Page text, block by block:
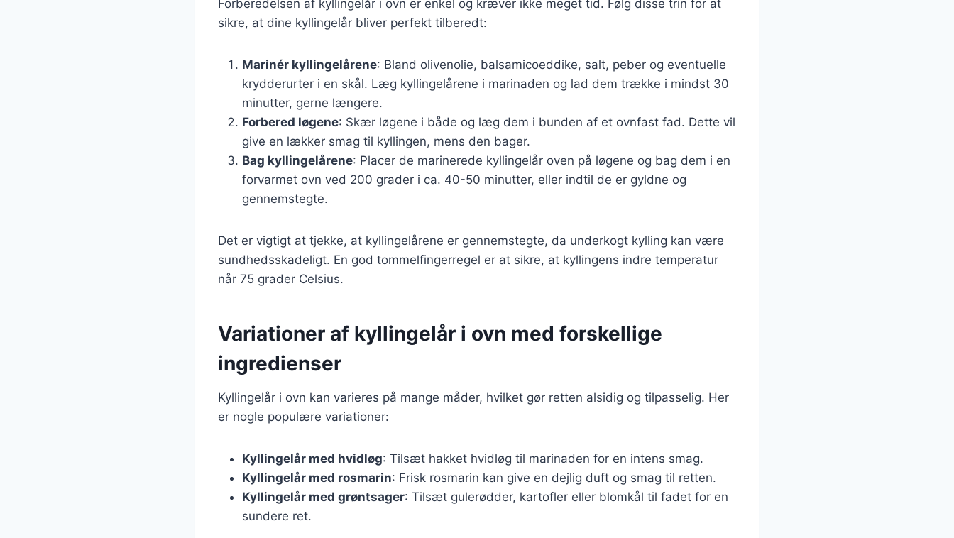
Forberedelsen af kyllingelår i ovn er enkel og kræver ikke meget tid. Følg disse trin for at
sikre, at dine kyllingelår bliver perfekt tilberedt:
Marinér kyllingelårene: Bland olivenolie, balsamicoeddike, salt, peber og eventuelle
krydderurter i en skål. Læg kyllingelårene i marinaden og lad dem trække i mindst 30
minutter, gerne længere.
Forbered løgene: Skær løgene i både og læg dem i bunden af et ovnfast fad. Dette vil
give en lækker smag til kyllingen, mens den bager.
Bag kyllingelårene: Placer de marinerede kyllingelår oven på løgene og bag dem i en
forvarmet ovn ved 200 grader i ca. 40-50 minutter, eller indtil de er gyldne og
gennemstegte.
Det er vigtigt at tjekke, at kyllingelårene er gennemstegte, da underkogt kylling kan være
sundhedsskadeligt. En god tommelfingerregel er at sikre, at kyllingens indre temperatur
når 75 grader Celsius.
Variationer af kyllingelår i ovn med forskellige
ingredienser
Kyllingelår i ovn kan varieres på mange måder, hvilket gør retten alsidig og tilpasselig. Her
er nogle populære variationer:
Kyllingelår med hvidløg: Tilsæt hakket hvidløg til marinaden for en intens smag.
Kyllingelår med rosmarin: Frisk rosmarin kan give en dejlig duft og smag til retten.
Kyllingelår med grøntsager: Tilsæt gulerødder, kartofler eller blomkål til fadet for en
sundere ret.